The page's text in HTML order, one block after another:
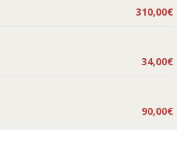
310,00€
34,00€
90,00€